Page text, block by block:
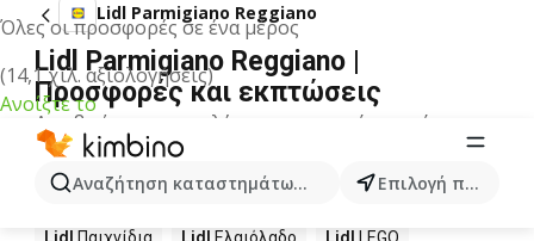
Όλες οι προσφορές σε ένα μέρος
(14,1 χιλ. αξιολογήσεις)
Ανοίξτε το
Αναζήτηση καταστημάτων, κατηγοριών, προϊόντων...
Επιλογή πόλης
Lidl Parmigiano Reggiano
Lidl Parmigiano Reggiano |
Προσφορές και εκπτώσεις
Δεν βρήκαμε αποτελέσματα για αυτόν τον όρο.
Άλλα προϊόντα στα καταστήματα
Lidl